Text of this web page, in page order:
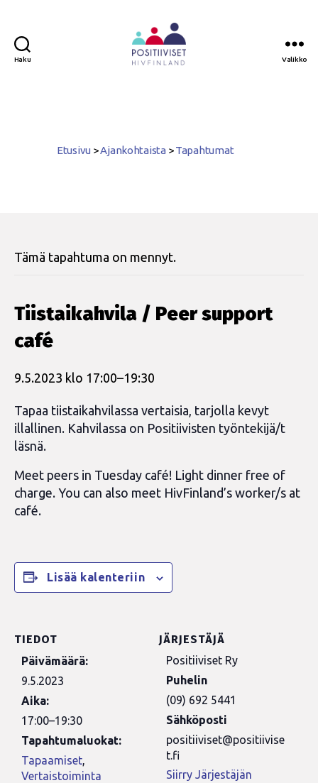
Haku Valikko
Etusivu >Ajankohtaista >Tapahtumat
Tämä tapahtuma on mennyt.
Tiistaikahvila / Peer support
café
9.5.2023 klo 17:00–19:30
Tapaa tiistaikahvilassa vertaisia, tarjolla kevyt
illallinen. Kahvilassa on Positiivisten työntekijä/t
läsnä.
Meet peers in Tuesday café! Light dinner free of
charge. You can also meet HivFinland’s worker/s at
café.
Lisää kalenteriin
TIEDOT
Päivämäärä:
9.5.2023
Aika:
17:00–19:30
Tapahtumaluokat:
Tapaamiset,
Vertaistoiminta
JÄRJESTÄJÄ
Positiiviset Ry
Puhelin
(09) 692 5441
Sähköposti
positiiviset@positiivise
t.fi
Siirry Järjestäjän